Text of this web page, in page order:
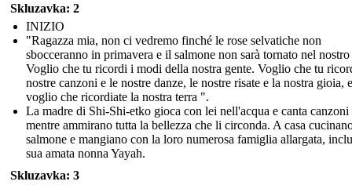
Skluzavka: 2
INIZIO
"Ragazza mia, non ci vedremo finché le rose selvatiche non
sbocceranno in primavera e il salmone non sarà tornato nel
Voglio che tu ricordi i modi della nostra gente. Voglio che tu
nostre canzoni e le nostre danze, le nostre risate e la nostra gioia, e
voglio che ricordiate la nostra terra ".
La madre di Shi-Shi-etko gioca con lei nell'acqua e canta canzoni
mentre ammirano tutta la bellezza che li circonda. A casa
salmone e mangiano con la loro numerosa famiglia allargata,
sua amata nonna Yayah.
Skluzavka: 3